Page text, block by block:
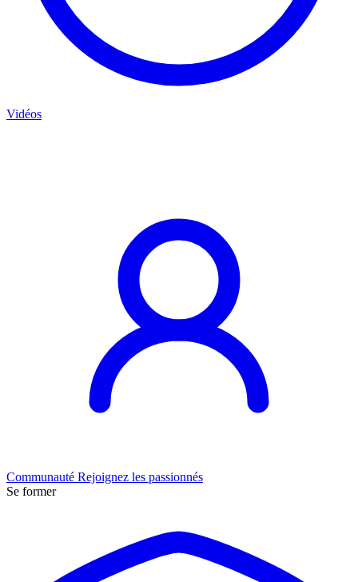
Vidéos
Communauté Rejoignez les passionnés
Se former